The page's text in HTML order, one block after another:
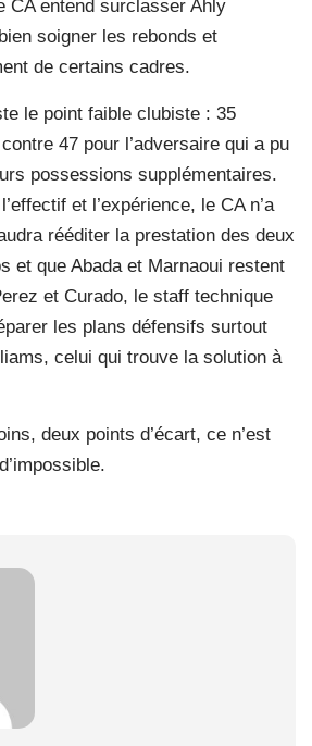
CA entend surclasser Ahly
soigner les rebonds et
de certains cadres.
le point faible clubiste : 35
47 pour l’adversaire qui a pu
possessions supplémentaires.
et l’expérience, le CA n’a
rééditer la prestation des deux
et que Abada et Marnaoui restent
et Curado, le staff technique
les plans défensifs surtout
celui qui trouve la solution à
deux points d’écart, ce n’est